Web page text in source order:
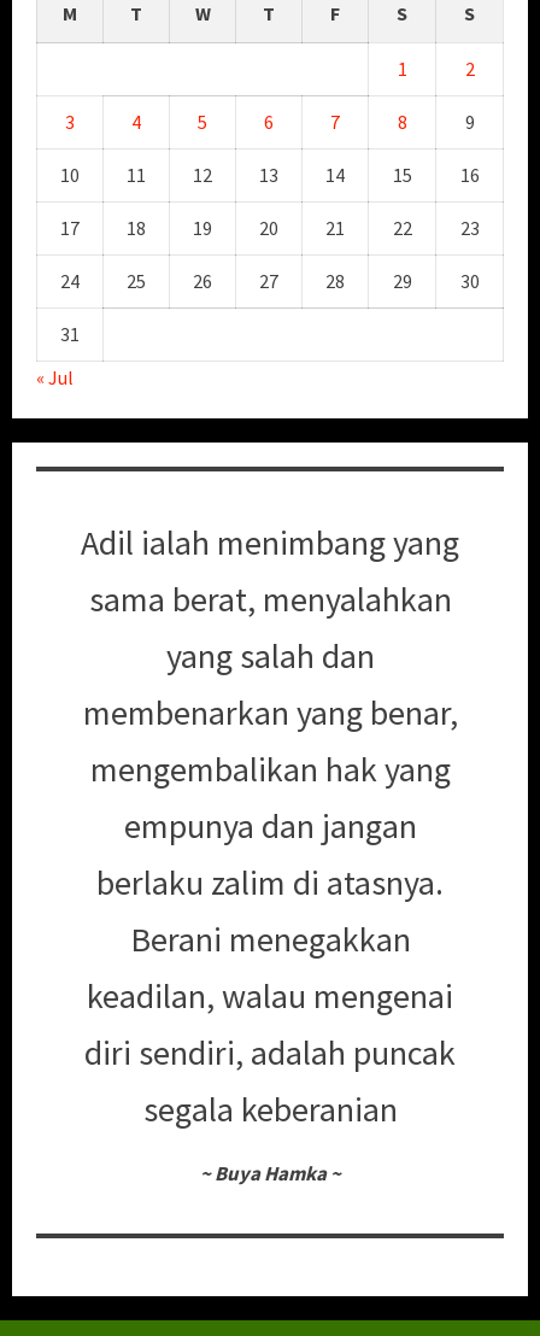
M T W T F S S
1 2
3 4 5 6 7 8 9
10 11 12 13 14 15 16
17 18 19 20 21 22 23
24 25 26 27 28 29 30
31
« Jul
Adil ialah menimbang yang
sama berat, menyalahkan
yang salah dan
membenarkan yang benar,
mengembalikan hak yang
empunya dan jangan
berlaku zalim di atasnya.
Berani menegakkan
keadilan, walau mengenai
diri sendiri, adalah puncak
segala keberanian
~ Buya Hamka ~